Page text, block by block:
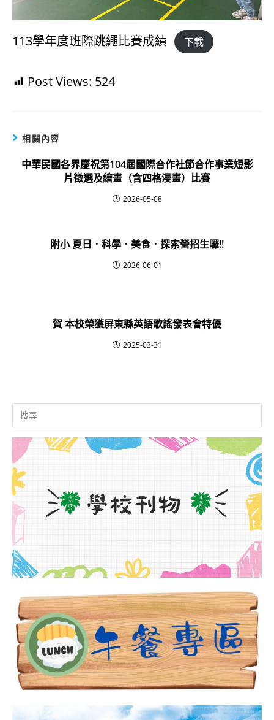
113學年度班際跳繩比賽成績 下載
Post Views: 524
相關內容
中華民國各界慶祝第104屆國際合作社節合作事業短影
片徵選及繪畫（含四格漫畫）比賽
2026-05-08
附小 夏日．科學．美食．探索營招生囉!!
2026-06-01
賀 本校榮獲屏東縣英語歌謠發表會特優
2025-03-31
Search
for: